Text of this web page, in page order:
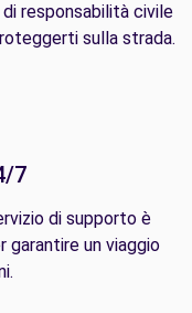
di responsabilità civile
sulla strada.
7
di supporto è
garantire un viaggio